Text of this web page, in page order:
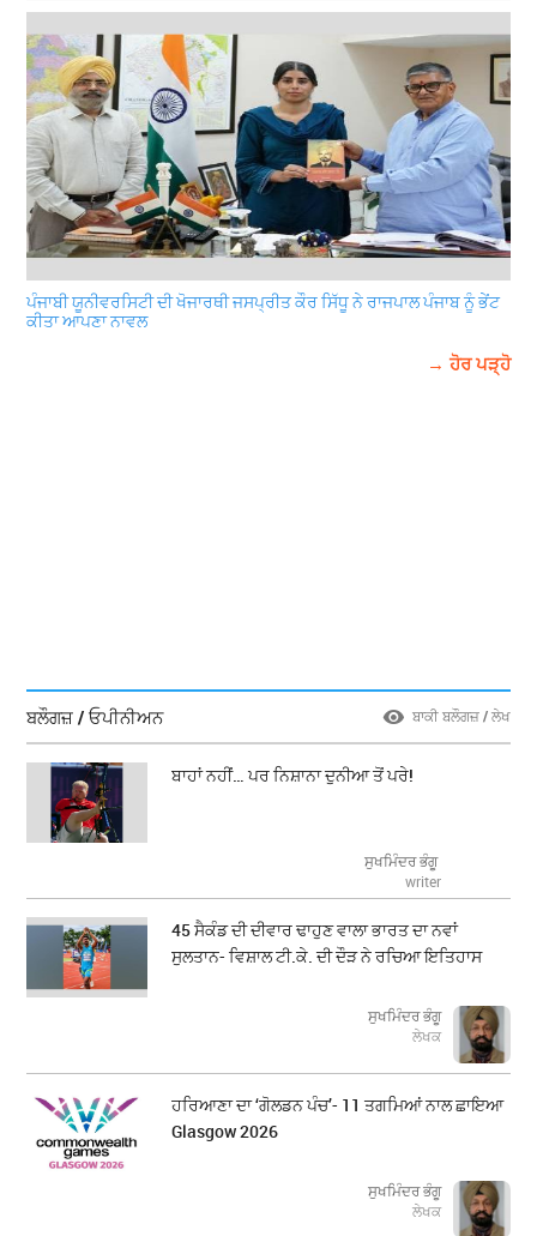
ਪੰਜਾਬੀ ਯੂਨੀਵਰਸਿਟੀ ਦੀ ਖੋਜਾਰਥੀ ਜਸਪ੍ਰੀਤ ਕੌਰ ਸਿੱਧੂ ਨੇ ਰਾਜਪਾਲ ਪੰਜਾਬ ਨੂੰ ਭੇਂਟ
ਕੀਤਾ ਆਪਣਾ ਨਾਵਲ
→ ਹੋਰ ਪੜ੍ਹੋ
ਬਲੌਗਜ਼ / ਓਪੀਨੀਅਨ ਬਾਕੀ ਬਲੌਗਜ਼ / ਲੇਖ
ਬਾਹਾਂ ਨਹੀਂ… ਪਰ ਨਿਸ਼ਾਨਾ ਦੁਨੀਆ ਤੋਂ ਪਰੇ!
ਸੁਖਮਿੰਦਰ ਭੰਗੂ
writer
45 ਸੈਕੰਡ ਦੀ ਦੀਵਾਰ ਢਾਹੁਣ ਵਾਲਾ ਭਾਰਤ ਦਾ ਨਵਾਂ
ਸੁਲਤਾਨ- ਵਿਸ਼ਾਲ ਟੀ.ਕੇ. ਦੀ ਦੌੜ ਨੇ ਰਚਿਆ ਇਤਿਹਾਸ
ਸੁਖਮਿੰਦਰ ਭੰਗੂ
ਲੇਖਕ
ਹਰਿਆਣਾ ਦਾ ‘ਗੋਲਡਨ ਪੰਚ’- 11 ਤਗਮਿਆਂ ਨਾਲ ਛਾਇਆ
Glasgow 2026
ਸੁਖਮਿੰਦਰ ਭੰਗੂ
ਲੇਖਕ